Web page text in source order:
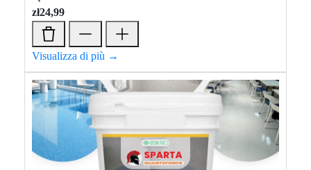
zł24,99
Visualizza di più →